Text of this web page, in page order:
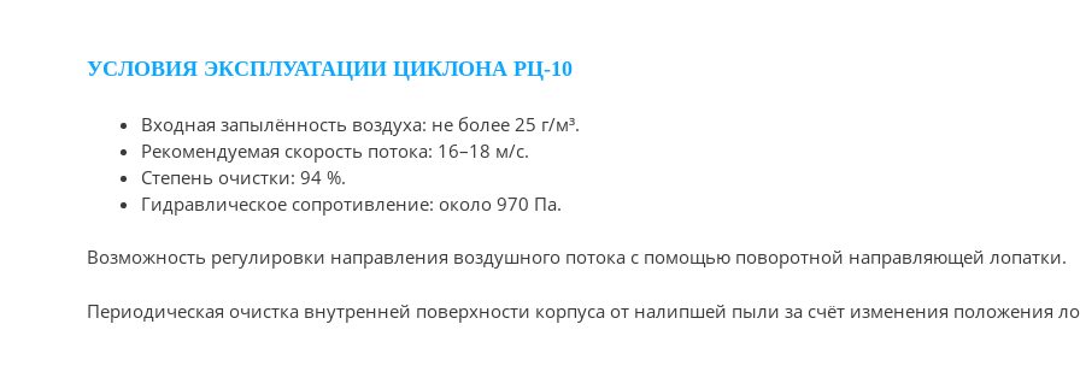
УСЛОВИЯ ЭКСПЛУАТАЦИИ ЦИКЛОНА РЦ-10
Входная запылённость воздуха: не более 25 г/м³.
Рекомендуемая скорость потока: 16–18 м/с.
Степень очистки: 94 %.
Гидравлическое сопротивление: около 970 Па.
Возможность регулировки направления воздушного потока с помощью поворотной направляющей лопатки.
Периодическая очистка внутренней поверхности корпуса от налипшей пыли за счёт изменения положения